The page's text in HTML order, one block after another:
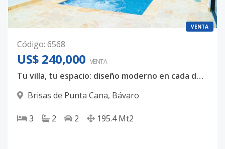
VENTA
Código: 6568
US$ 240,000 VENTA
Tu villa, tu espacio: diseño moderno en cada detalle
Brisas de Punta Cana, Bávaro
3 2 2 195.4 Mt2